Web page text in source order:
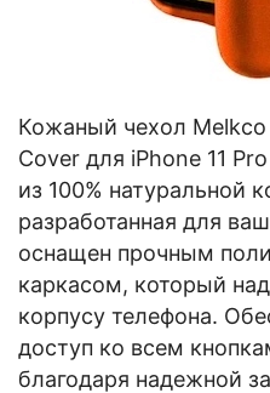
Кожаный чехол Melkco
Cover для iPhone 11
из 100% натуральной
разработанная для
оснащен прочным
каркасом, который
корпусу телефона.
доступ ко всем
благодаря надежной